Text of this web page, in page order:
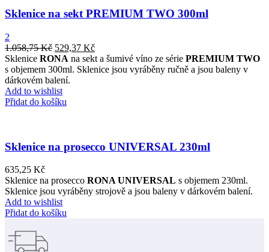
Sklenice na sekt PREMIUM TWO 300ml
2
1.058,75Kč 529,37 Kč
Sklenice RONA na sekt a šumivé víno ze série PREMIUM TWO
s objemem 300ml. Sklenice jsou vyráběny ručně a jsou baleny v
dárkovém balení.
Add to wishlist
Přidat do košíku
Sklenice na prosecco UNIVERSAL 230ml
635,25 Kč
Sklenice na prosecco RONA UNIVERSAL s objemem 230ml.
Sklenice jsou vyráběny strojově a jsou baleny v dárkovém balení.
Add to wishlist
Přidat do košíku